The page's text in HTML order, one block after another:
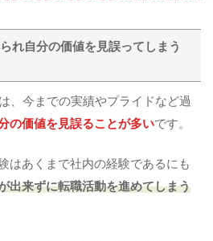
れ自分の価値を見誤ってしまう
、今までの実績やプライドなど過
の価値を見誤ることが多いです。
はあくまで社内の経験であるにも
出来ずに転職活動を進めてしまう